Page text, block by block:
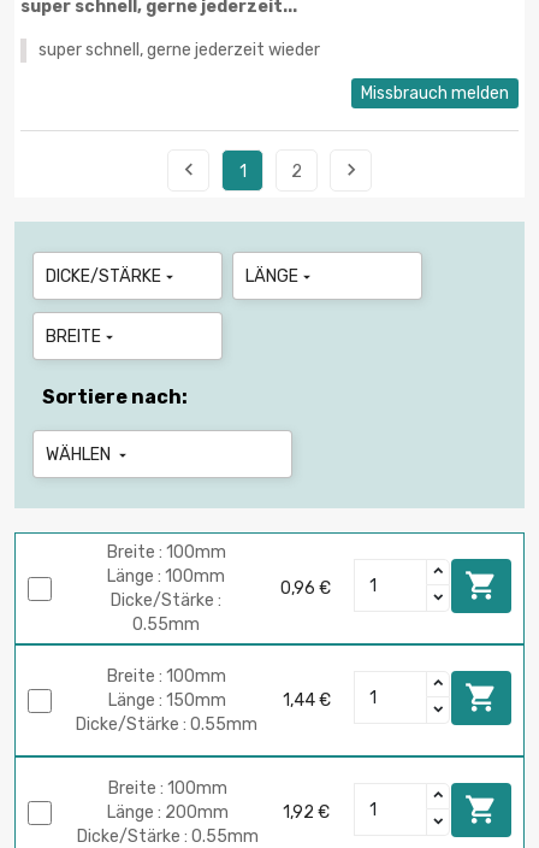
super schnell, gerne jederzeit...
super schnell, gerne jederzeit wieder
Missbrauch melden
 1 2 
DICKE/STÄRKE  LÄNGE 
BREITE 
Sortiere nach:
WÄHLEN 
Breite : 100mm
Länge : 100mm
Dicke/Stärke :
0.55mm
0,96 € 
Breite : 100mm
Länge : 150mm
Dicke/Stärke : 0.55mm
1,44 € 
Breite : 100mm
Länge : 200mm
Dicke/Stärke : 0.55mm
1,92 € 